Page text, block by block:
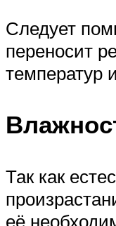
Следует
переносит
температур
Так как
её